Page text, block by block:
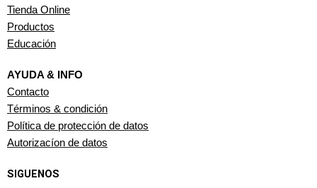
Tienda Online
Productos
Educación
AYUDA & INFO
Contacto
Términos & condición
Política de protección de datos
Autorizacíon de datos
SIGUENOS